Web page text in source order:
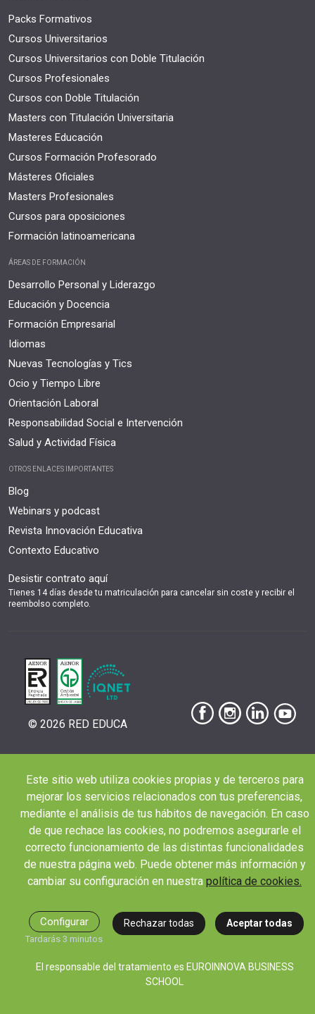
Packs Formativos
Cursos Universitarios
Cursos Universitarios con Doble Titulación
Cursos Profesionales
Cursos con Doble Titulación
Masters con Titulación Universitaria
Masteres Educación
Cursos Formación Profesorado
Másteres Oficiales
Masters Profesionales
Cursos para oposiciones
Formación latinoamericana
ÁREAS DE FORMACIÓN
Desarrollo Personal y Liderazgo
Educación y Docencia
Formación Empresarial
Idiomas
Nuevas Tecnologías y Tics
Ocio y Tiempo Libre
Orientación Laboral
Responsabilidad Social e Intervención
Salud y Actividad Física
OTROS ENLACES IMPORTANTES
Blog
Webinars y podcast
Revista Innovación Educativa
Contexto Educativo
Desistir contrato aquí
Tienes 14 días desde tu matriculación para cancelar sin coste y recibir el
reembolso completo.
© 2026 RED EDUCA
Aviso Legal | Condiciones de Matriculación | Política de Privacidad |Política de
Cookies | Canal de denuncias
Este sitio web utiliza cookies propias y de terceros para
mejorar los servicios relacionados con tus preferencias,
mediante el análisis de tus hábitos de navegación. En caso
de que rechace las cookies, no podremos asegurarle el
correcto funcionamiento de las distintas funcionalidades
de nuestra página web. Puede obtener más información y
cambiar su configuración en nuestra política de cookies.
Configurar
Tardarás 3 minutos
Rechazar todas Aceptar todas
El responsable del tratamiento es EUROINNOVA BUSINESS
SCHOOL